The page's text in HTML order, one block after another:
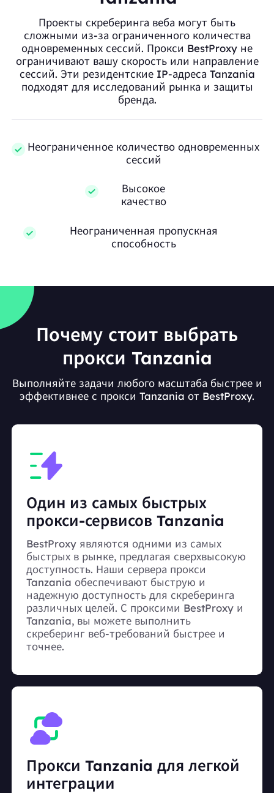
Проекты скреберинга веба могут быть
сложными из-за ограниченного количества
одновременных сессий. Прокси BestProxy не
ограничивают вашу скорость или направление
сессий. Эти резидентские IP-адреса Tanzania
подходят для исследований рынка и защиты
бренда.
Неограниченное количество одновременных
сессий
Высокое
качество
Неограниченная пропускная
способность
Почему стоит выбрать
прокси Tanzania
Выполняйте задачи любого масштаба быстрее и
эффективнее с прокси Tanzania от BestProxy.
Один из самых быстрых
прокси-сервисов Tanzania
BestProxy являются одними из самых
быстрых в рынке, предлагая сверхвысокую
доступность. Наши сервера прокси
Tanzania обеспечивают быструю и
надежную доступность для скреберинга
различных целей. С проксими BestProxy и
Tanzania, вы можете выполнить
скреберинг веб-требований быстрее и
точнее.
Прокси Tanzania для легкой
интеграции